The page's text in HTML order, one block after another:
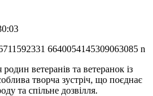
ветеранів та ветеранок із
творча зустріч, що поєднає
та спільне дозвілля.